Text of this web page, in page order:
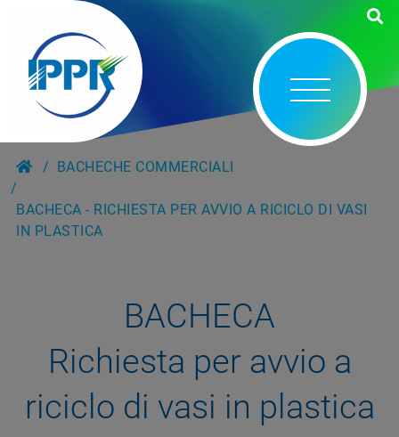
BACHECHE COMMERCIALI
BACHECA - RICHIESTA PER AVVIO A RICICLO DI VASI
IN PLASTICA
BACHECA
Richiesta per avvio a
riciclo di vasi in plastica